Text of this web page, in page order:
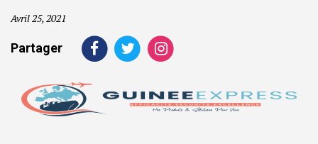
Avril 25, 2021
Partager